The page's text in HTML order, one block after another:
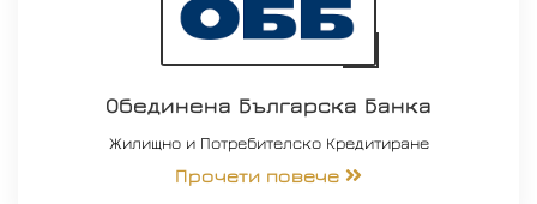
Обединена Българска Банка
Жилищно и Потребителско Кредитиране
Прочети повече